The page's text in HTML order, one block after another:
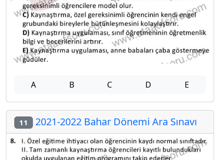
A B C D E
11 2021-2022 Bahar Dönemi Ara Sınavı